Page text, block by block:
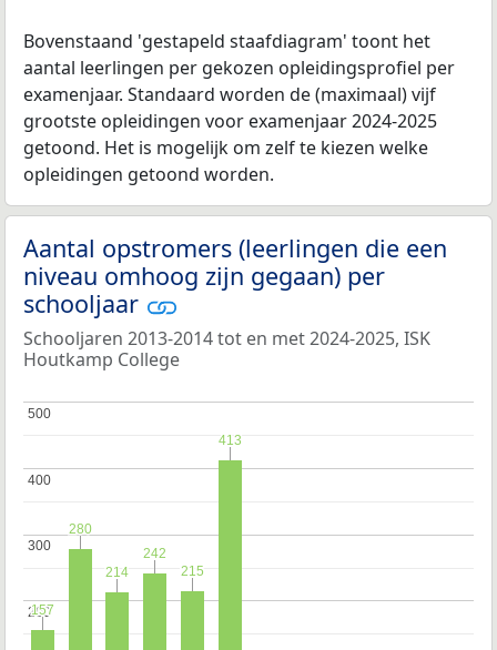
Bovenstaand 'gestapeld staafdiagram' toont het
aantal leerlingen per gekozen opleidingsprofiel per
examenjaar. Standaard worden de (maximaal) vijf
grootste opleidingen voor examenjaar 2024-2025
getoond. Het is mogelijk om zelf te kiezen welke
opleidingen getoond worden.
Aantal opstromers (leerlingen die een
niveau omhoog zijn gegaan) per
schooljaar
Schooljaren 2013-2014 tot en met 2024-2025, ISK
Houtkamp College
200
200
300
300
400
400
500
500
157
157
280
280
214
214
242
242
215
215
413
413